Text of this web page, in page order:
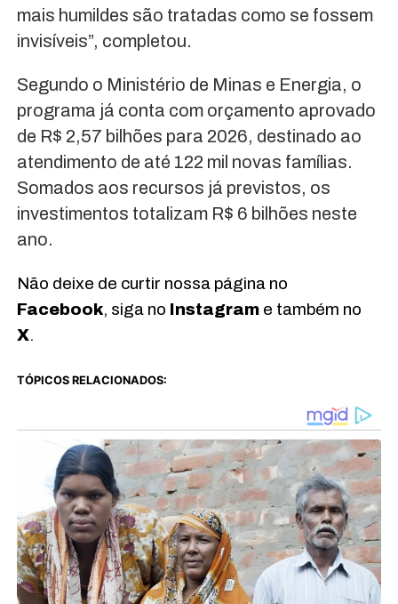
mais humildes são tratadas como se fossem
invisíveis”, completou.
Segundo o Ministério de Minas e Energia, o
programa já conta com orçamento aprovado
de R$ 2,57 bilhões para 2026, destinado ao
atendimento de até 122 mil novas famílias.
Somados aos recursos já previstos, os
investimentos totalizam R$ 6 bilhões neste
ano.
Não deixe de curtir nossa página no
Facebook, siga no Instagrame também no
X.
TÓPICOS RELACIONADOS: